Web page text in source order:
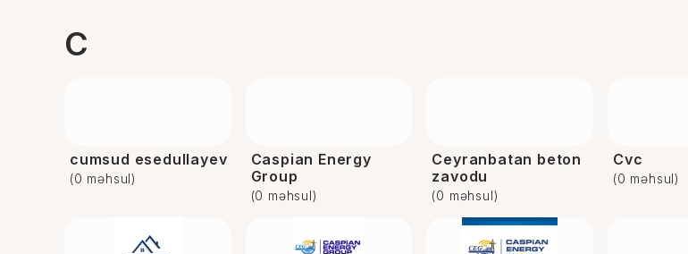
C
cumsud esedullayev
(0 məhsul)
Caspian Energy
Group
(0 məhsul)
Ceyranbatan beton
zavodu
(0 məhsul)
Cvc
(0 məhsul)